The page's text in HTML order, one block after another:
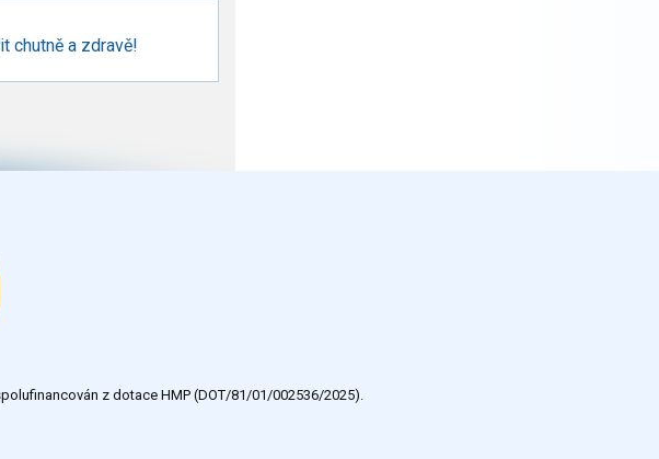
chutně a zdravě!
z dotace HMP (DOT/81/01/002536/2025).